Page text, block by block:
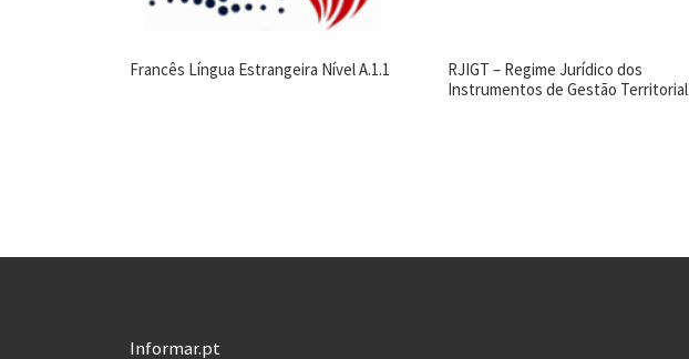
Francês Língua Estrangeira Nível A.1.1
RJIGT – Regime Jurídico dos
Instrumentos de Gestão Territorial
Informar.pt